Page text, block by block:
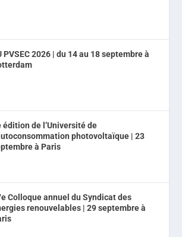
PVSEC 2026 | du 14 au 18 septembre à
édition de l’Université de
photovoltaïque | 23
à Paris
Colloque annuel du Syndicat des
renouvelables | 29 septembre à